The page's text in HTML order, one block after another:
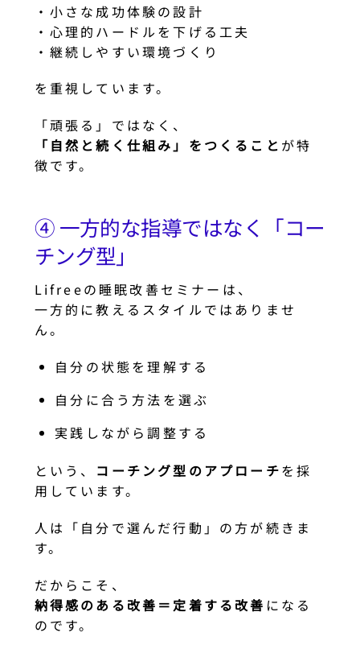
・小さな成功体験の設計
・心理的ハードルを下げる工夫
・継続しやすい環境づくり
を重視しています。
「頑張る」ではなく、
「自然と続く仕組み」をつくること が特
徴です。
④ 一方的な指導ではなく「コー
チング型」
Lifreeの睡眠改善セミナーは、
一方的に教えるスタイルではありませ
ん。
自分の状態を理解する
自分に合う方法を選ぶ
実践しながら調整する
という、 コーチング型のアプローチを採
用しています。
人は「自分で選んだ行動」の方が続きま
す。
だからこそ、
納得感のある改善＝定着する改善 になる
のです。